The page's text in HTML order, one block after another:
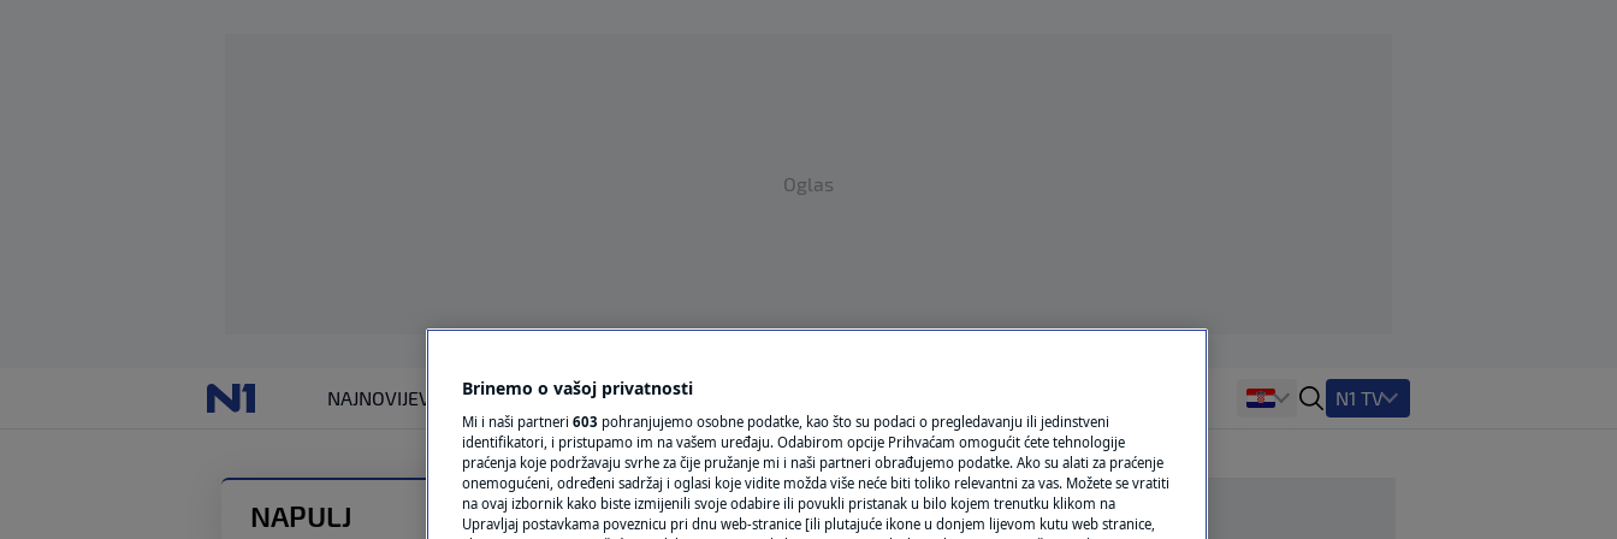
Oglas
NAJNOVIJEVIJESTISVIJET
VRIJEME
N1 TEME
REGIJA
N1 TV
NAPULJ
Brinemo o vašoj privatnosti
Mi i naši partneri 603 pohranjujemo osobne podatke, kao što su podaci o pregledavanju ili jedinstveni
identifikatori, i pristupamo im na vašem uređaju. Odabirom opcije Prihvaćam omogućit ćete tehnologije
praćenja koje podržavaju svrhe za čije pružanje mi i naši partneri obrađujemo podatke. Ako su alati za praćenje
onemogućeni, određeni sadržaj i oglasi koje vidite možda više neće biti toliko relevantni za vas. Možete se vratiti
na ovaj izbornik kako biste izmijenili svoje odabire ili povukli pristanak u bilo kojem trenutku klikom na
Upravljaj postavkama poveznicu pri dnu web-stranice [ili plutajuće ikone u donjem lijevom kutu web stranice,